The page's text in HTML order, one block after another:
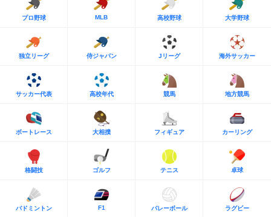
プロ野球 MLB 高校野球 大学野球
独立リーグ 侍ジャパン Jリーグ 海外サッカー
サッカー代表 高校年代 競馬 地方競馬
ボートレース 大相撲 フィギュア カーリング
格闘技 ゴルフ テニス 卓球
バドミントン F1 バレーボール ラグビー